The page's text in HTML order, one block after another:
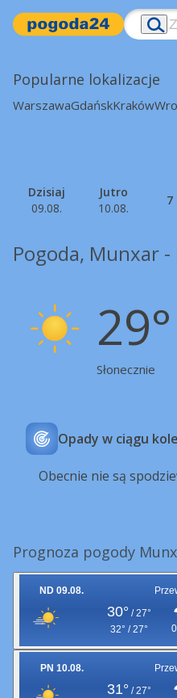
Popularne lokalizacje
WarszawaGdańskKraków
Dzisiaj
09.08.
Jutro
10.08.
7
Pogoda, Munxar
29°
Słonecznie
Opady w ciągu
Obecnie nie są
Prognoza pogody
ND 09.08.
30° / 27°
32° / 27°
PN 10.08.
31° / 27°